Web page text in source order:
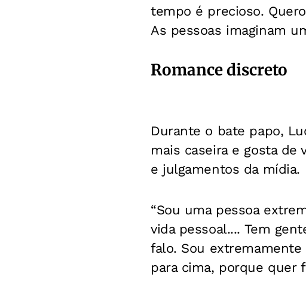
tempo é precioso.
As pessoas imaginam
Romance discreto
Durante o bate papo,
mais caseira e gosta
e julgamentos da mídia.
“Sou uma pessoa
vida pessoal.... Tem
falo. Sou extremamente
para cima, porque quer